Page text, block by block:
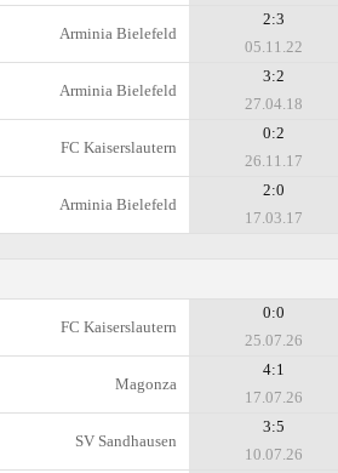
Arminia Bielefeld
2:3
05.11.22
Arminia Bielefeld
3:2
27.04.18
FC Kaiserslautern
0:2
26.11.17
Arminia Bielefeld
2:0
17.03.17
FC Kaiserslautern
0:0
25.07.26
Magonza
4:1
17.07.26
SV Sandhausen
3:5
10.07.26